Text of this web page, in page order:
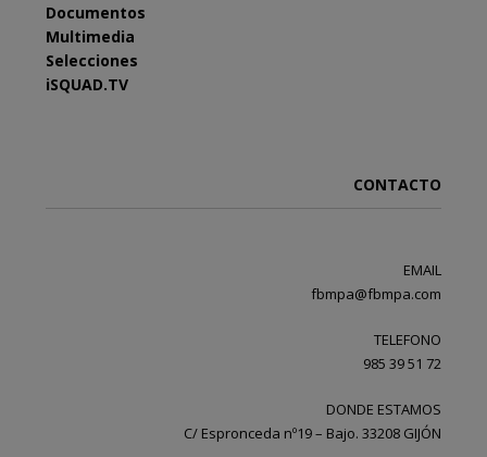
Documentos
Multimedia
Selecciones
iSQUAD.TV
CONTACTO
EMAIL
fbmpa@fbmpa.com
TELEFONO
985 39 51 72
DONDE ESTAMOS
C/ Espronceda nº19 – Bajo. 33208 GIJÓN